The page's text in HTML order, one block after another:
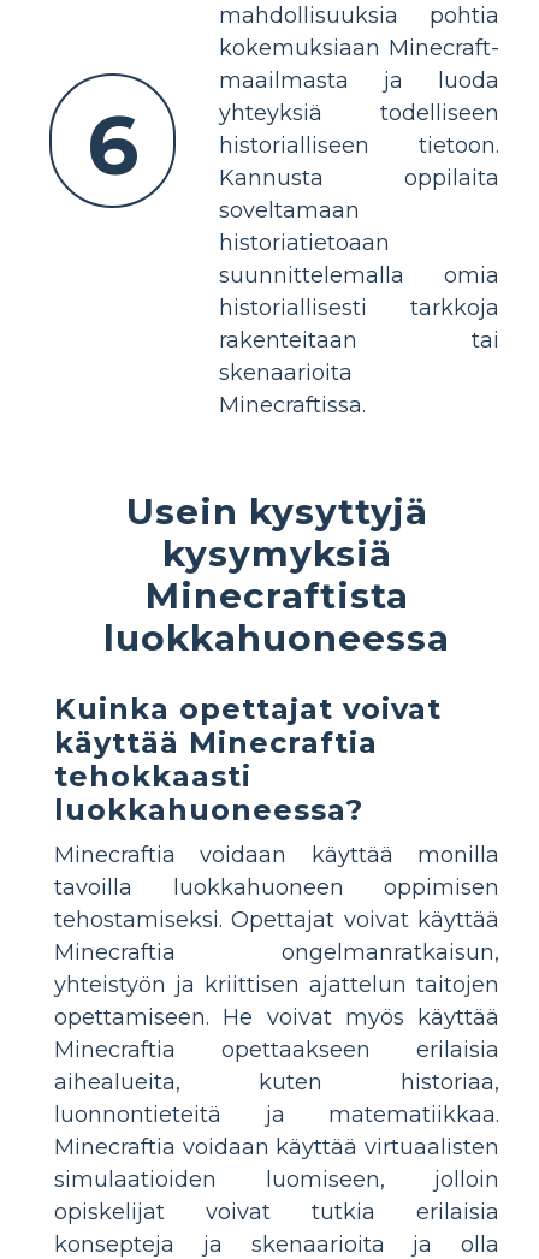
6
mahdollisuuksia pohtia
kokemuksiaan Minecraft-
maailmasta ja luoda
yhteyksiä todelliseen
historialliseen tietoon.
Kannusta oppilaita
soveltamaan
historiatietoaan
suunnittelemalla omia
historiallisesti tarkkoja
rakenteitaan tai
skenaarioita
Minecraftissa.
Usein kysyttyjä
kysymyksiä
Minecraftista
luokkahuoneessa
Kuinka opettajat voivat
käyttää Minecraftia
tehokkaasti
luokkahuoneessa?
Minecraftia voidaan käyttää monilla
tavoilla luokkahuoneen oppimisen
tehostamiseksi. Opettajat voivat käyttää
Minecraftia ongelmanratkaisun,
yhteistyön ja kriittisen ajattelun taitojen
opettamiseen. He voivat myös käyttää
Minecraftia opettaakseen erilaisia
aihealueita, kuten historiaa,
luonnontieteitä ja matematiikkaa.
Minecraftia voidaan käyttää virtuaalisten
simulaatioiden luomiseen, jolloin
opiskelijat voivat tutkia erilaisia
konsepteja ja skenaarioita ja olla